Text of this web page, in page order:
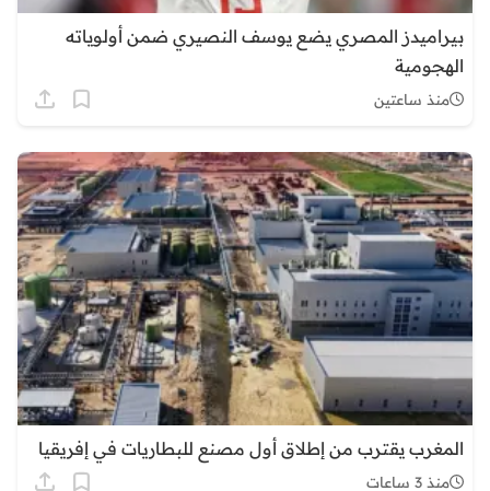
بيراميدز المصري يضع يوسف النصيري ضمن أولوياته
الهجومية
منذ ساعتين
المغرب يقترب من إطلاق أول مصنع للبطاريات في إفريقيا
منذ 3 ساعات